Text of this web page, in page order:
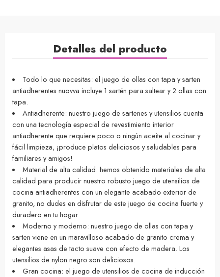
Detalles del producto
Todo lo que necesitas: el juego de ollas con tapa y sarten
antiadherentes nuovva incluye 1 sartén para saltear y 2 ollas con
tapa.
Antiadherente: nuestro juego de sartenes y utensilios cuenta
con una tecnología especial de revestimiento interior
antiadherente que requiere poco o ningún aceite al cocinar y
fácil limpieza, ¡produce platos deliciosos y saludables para
familiares y amigos!
Material de alta calidad: hemos obtenido materiales de alta
calidad para producir nuestro robusto juego de utensilios de
cocina antiadherentes con un elegante acabado exterior de
granito, no dudes en disfrutar de este juego de cocina fuerte y
duradero en tu hogar
Moderno y moderno: nuestro juego de ollas con tapa y
sarten viene en un maravilloso acabado de granito crema y
elegantes asas de tacto suave con efecto de madera. Los
utensilios de nylon negro son deliciosos.
Gran cocina: el juego de utensilios de cocina de inducción